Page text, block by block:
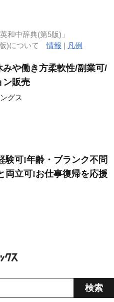
和中辞典(第5版)」
版)について情報 | 凡例
みや働き方柔軟性/副業可/
ン販売
グス
験可!年齢・ブランク不問
両立可!お仕事復帰を応援